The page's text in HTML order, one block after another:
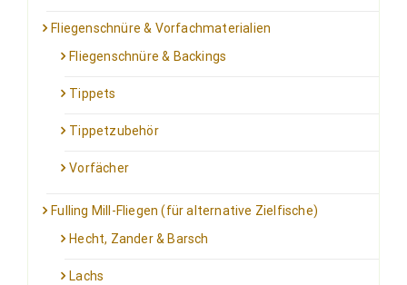
Fliegenschnüre & Vorfachmaterialien
Fliegenschnüre & Backings
Tippets
Tippetzubehör
Vorfächer
Fulling Mill-Fliegen (für alternative Zielfische)
Hecht, Zander & Barsch
Lachs